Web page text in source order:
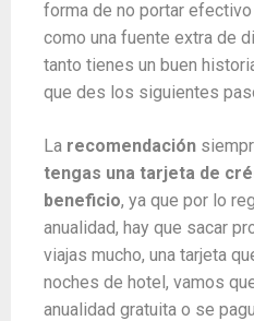
forma de no portar
como una fuente extra de
tanto tienes un buen
que des los siguientes
La recomendación
tengas una tarjeta de
beneficio, ya que por lo
anualidad, hay que sacar
viajas mucho, una tarjeta
noches de hotel, vamos
anualidad gratuita o se